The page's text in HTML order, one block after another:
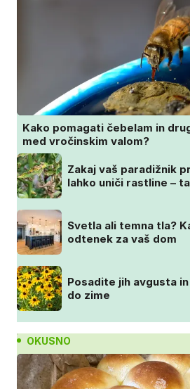
Kako pomagati čebelam in
med vročinskim valom?
Zakaj vaš paradižnik
lahko uniči rastline –
Svetla ali temna tla?
odtenek za vaš dom
Posadite jih avgusta
do zime
OKUSNO